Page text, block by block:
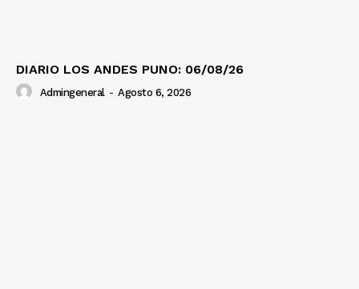
DIARIO LOS ANDES PUNO: 06/08/26
Admingeneral - Agosto 6, 2026